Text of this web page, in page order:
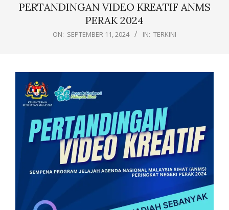
PERTANDINGAN VIDEO KREATIF ANMS
PERAK 2024
ON: SEPTEMBER 11, 2024 IN: TERKINI